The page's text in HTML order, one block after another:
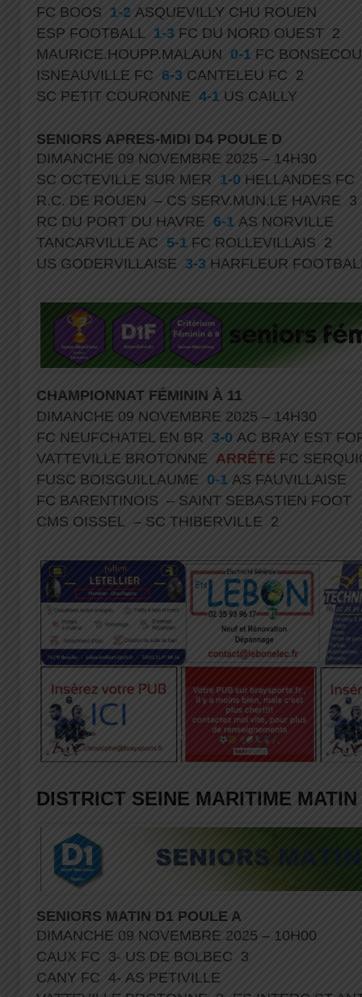
FC BOOS 1-2 ASQUEVILLY CHU ROUEN
ESP FOOTBALL 1-3 FC DU NORD OUEST 2
MAURICE.HOUPP.MALAUN 0-1 FC
ISNEAUVILLE FC 6-3 CANTELEU FC 2
SC PETIT COURONNE 4-1 US CAILLY
SENIORS APRES-MIDI D4 POULE D
DIMANCHE 09 NOVEMBRE 2025 – 14H30
SC OCTEVILLE SUR MER 1-0 HELLANDES FC
R.C. DE ROUEN – CS SERV.MUN.LE HAVRE 3
RC DU PORT DU HAVRE 6-1 AS NORVILLE
TANCARVILLE AC 5-1 FC ROLLEVILLAIS 2
US GODERVILLAISE 3-3 HARFLEUR
CHAMPIONNAT FÉMININ À 11
DIMANCHE 09 NOVEMBRE 2025 – 14H30
FC NEUFCHATEL EN BR 3-0 AC BRAY EST
VATTEVILLE BROTONNE ARRÊTÉ FC
FUSC BOISGUILLAUME 0-1 AS FAUVILLAISE
FC BARENTINOIS – SAINT SEBASTIEN FOOT
CMS OISSEL – SC THIBERVILLE 2
DISTRICT SEINE MARITIME MATIN
SENIORS MATIN D1 POULE A
DIMANCHE 09 NOVEMBRE 2025 – 10H00
CAUX FC 3- US DE BOLBEC 3
CANY FC 4- AS PETIVILLE